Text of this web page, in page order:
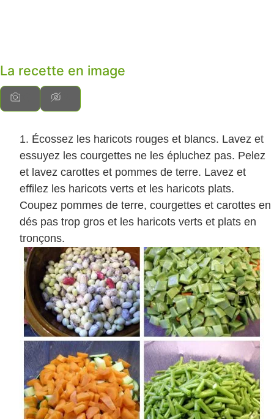
La recette en image
Écossez les haricots rouges et blancs. Lavez et
essuyez les courgettes ne les épluchez pas. Pelez
et lavez carottes et pommes de terre. Lavez et
effilez les haricots verts et les haricots plats.
Coupez pommes de terre, courgettes et carottes en
dés pas trop gros et les haricots verts et plats en
tronçons.